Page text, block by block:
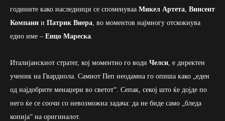
годините како наследници се споменуваа Микел Артета Винсент
Компани и Патрик Виера , во моментов најмногу отскокнува
едно име – Енцо Мареска
Италијанскиот стратег, кој моментно го води Челси , е директен
ученик на Гвардиола. Самиот Пеп неодамна го опиша како „еден
од најдобрите менаџери во светот“. Сепак, секој што ќе дојде по
него ќе се соочи со невозможна задача: да не биде само „бледа
копија“ на оригиналот.